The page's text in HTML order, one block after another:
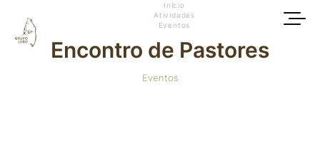
Início
Atividades
Eventos
Encontro de Pastores
Eventos